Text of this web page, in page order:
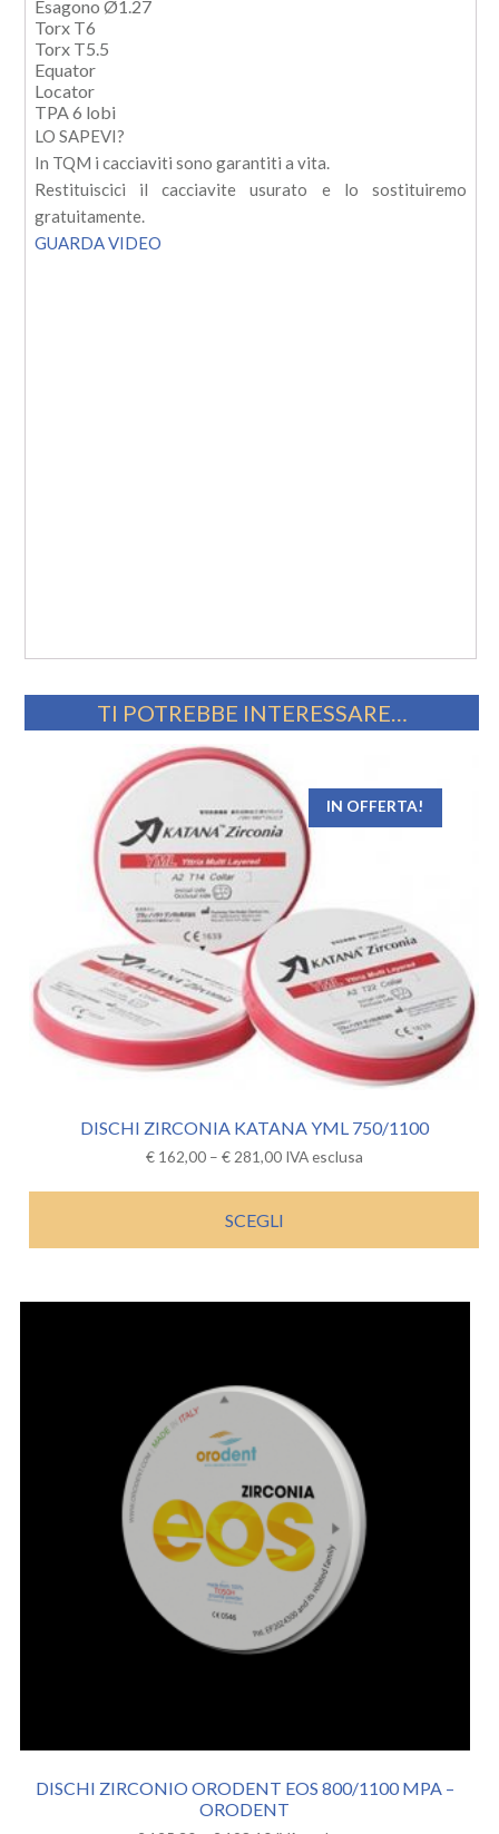
Esagono Ø1.27
Torx T6
Torx T5.5
Equator
Locator
TPA 6 lobi
LO SAPEVI?
In TQM i cacciaviti sono garantiti a vita.
Restituiscici il cacciavite usurato e lo sostituiremo
gratuitamente.
GUARDA VIDEO
TI POTREBBE INTERESSARE…
IN OFFERTA!
DISCHI ZIRCONIA KATANA YML 750/1100
€162,00– €281,00 IVA esclusa
SCEGLI
DISCHI ZIRCONIO ORODENT EOS 800/1100 MPA –
ORODENT